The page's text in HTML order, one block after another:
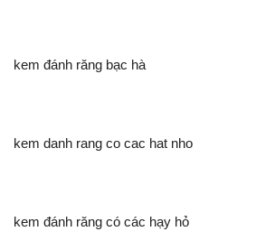
kem đánh răng bạc hà
kem danh rang co cac hat nho
kem đánh răng có các hạy hỏ